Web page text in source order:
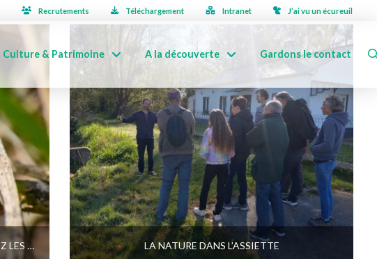
Recrutements Téléchargement Intranet J’ai vu un écureuil
Culture & Patrimoine A la découverte Gardons le contact
CONCOURS PHOTO NATURE 2025 : DÉCOUVREZ LES LAURÉATS ! LA NATURE DANS L’ASSIETTE